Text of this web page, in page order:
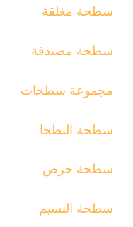
سطحة مغلقة
سطحة مصندقة
مجموعة سطحات
سطحة البطحا
سطحة حرض
سطحة النسيم